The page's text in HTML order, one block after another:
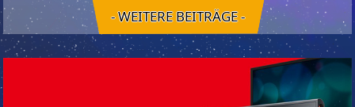
- WEITERE BEITRÄGE -